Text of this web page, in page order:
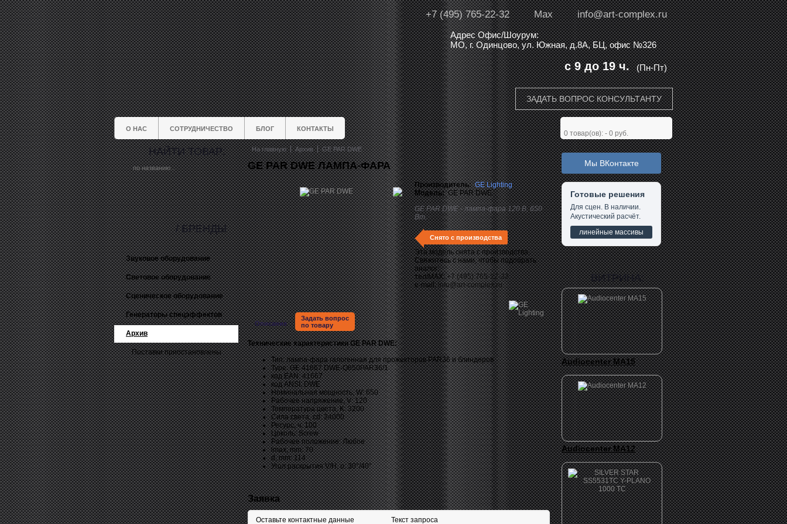
info@art-complex.ru
Max
+7 (495) 765-22-32
Адрес Офис/Шоурум:
МО, г. Одинцово, ул. Южная, д.8А, БЦ, офис №326
(Пн-Пт)
с 9 до 19 ч.
ЗАДАТЬ ВОПРОС КОНСУЛЬТАНТУ
О НАС СОТРУДНИЧЕСТВО БЛОГ КОНТАКТЫ
0 товар(ов): - 0 руб.
НАЙТИ ТОВАР:
Звуковое оборудование
Световое оборудование
Сценическое оборудование
Генераторы спецэффектов
Архив
Поставки приостановлены
/ БРЕНДЫ
На главную Архив GE PAR DWE
GE PAR DWE ЛАМПА-ФАРА
Производитель: GE Lighting
Модель:GE PAR DWE
GE PAR DWE - лампа-фара 120 В, 650
Вт.
Снято с производства
Эта модель снята с производства.
Свяжитесь с нами, чтобы подобрать
аналог:
тел/MAX:+7 (495) 765-22-32
e-mail:info@art-complex.ru
Описание
Задать вопрос
по товару
Технические характеристики GE PAR DWE:
Тип: лампа-фара галогенная для прожекторов PAR36 и блиндеров
Type: GE 41667 DWE-Q650PAR36/1
код EAN: 41667
код ANSI: DWE
Номинальная мощность, W: 650
Рабочее напряжение, V: 120
Температура цвета, K: 3200
Сила света, cd: 24000
Ресурс, ч: 100
Цоколь: Screw
Рабочее положение: Любое
lmax, mm: 70
d, mm: 114
Угол раскрытия V/H, o: 30°/40°
Заявка
Оставьте контактные данные Текст запроса
Мы ВКонтакте
Готовые решения
Для сцен. В наличии.
Акустический расчёт.
линейные массивы
ВИТРИНА:
Audiocenter MA15
Audiocenter MA12